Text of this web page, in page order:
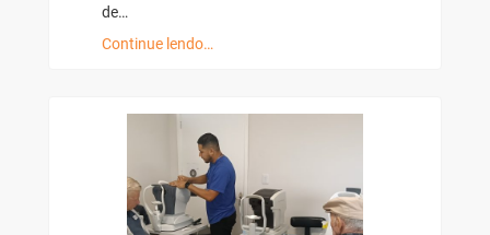
de…
Continue lendo…